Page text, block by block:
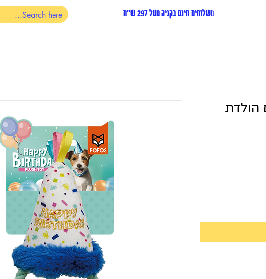
משלוחים חינם בקניה מעל 297 ש"ח
הולדת